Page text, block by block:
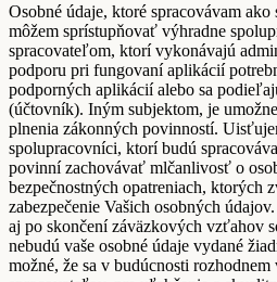
Osobné údaje, ktoré spracovávam
môžem sprístupňovať výhradne
spracovateľom, ktorí vykonávajú
podporu pri fungovaní aplikácií
podporných aplikácií alebo sa
(účtovník). Iným subjektom, je
plnenia zákonných povinností.
spolupracovníci, ktorí budú
povinní zachovávať mlčanlivosť o
bezpečnostných opatreniach, ktorých
zabezpečenie Vašich osobných
aj po skončení záväzkových vzťahov
nebudú vaše osobné údaje vydané
možné, že sa v budúcnosti